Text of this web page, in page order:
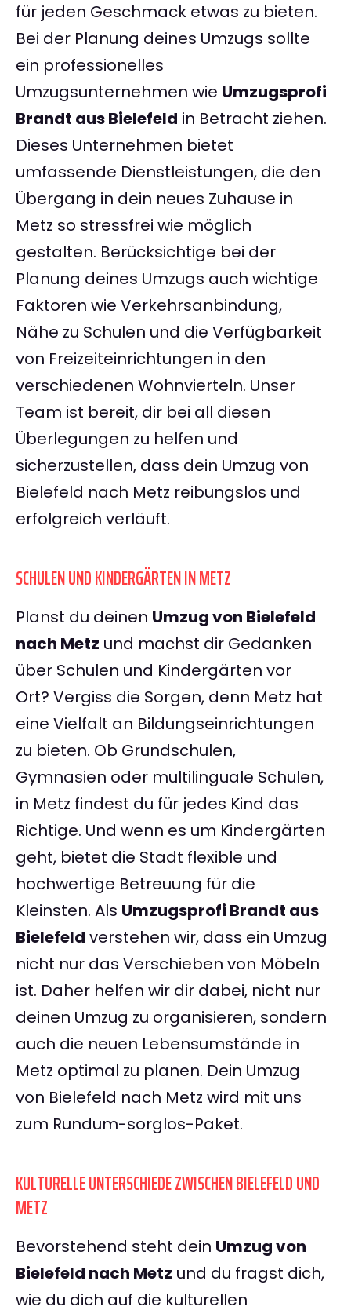
für jeden Geschmack etwas zu bieten.
Bei der Planung deines Umzugs sollte
ein professionelles
Umzugsunternehmen wie Umzugsprofi
Brandt aus Bielefeld in Betracht ziehen.
Dieses Unternehmen bietet
umfassende Dienstleistungen, die den
Übergang in dein neues Zuhause in
Metz so stressfrei wie möglich
gestalten. Berücksichtige bei der
Planung deines Umzugs auch wichtige
Faktoren wie Verkehrsanbindung,
Nähe zu Schulen und die Verfügbarkeit
von Freizeiteinrichtungen in den
verschiedenen Wohnvierteln. Unser
Team ist bereit, dir bei all diesen
Überlegungen zu helfen und
sicherzustellen, dass dein Umzug von
Bielefeld nach Metz reibungslos und
erfolgreich verläuft.
SCHULEN UND KINDERGÄRTEN IN METZ
Planst du deinen Umzug von Bielefeld
nach Metz und machst dir Gedanken
über Schulen und Kindergärten vor
Ort? Vergiss die Sorgen, denn Metz hat
eine Vielfalt an Bildungseinrichtungen
zu bieten. Ob Grundschulen,
Gymnasien oder multilinguale Schulen,
in Metz findest du für jedes Kind das
Richtige. Und wenn es um Kindergärten
geht, bietet die Stadt flexible und
hochwertige Betreuung für die
Kleinsten. Als Umzugsprofi Brandt aus
Bielefeld verstehen wir, dass ein Umzug
nicht nur das Verschieben von Möbeln
ist. Daher helfen wir dir dabei, nicht nur
deinen Umzug zu organisieren, sondern
auch die neuen Lebensumstände in
Metz optimal zu planen. Dein Umzug
von Bielefeld nach Metz wird mit uns
zum Rundum-sorglos-Paket.
KULTURELLE UNTERSCHIEDE ZWISCHEN BIELEFELD UND
METZ
Bevorstehend steht dein Umzug von
Bielefeld nach Metz und du fragst dich,
wie du dich auf die kulturellen